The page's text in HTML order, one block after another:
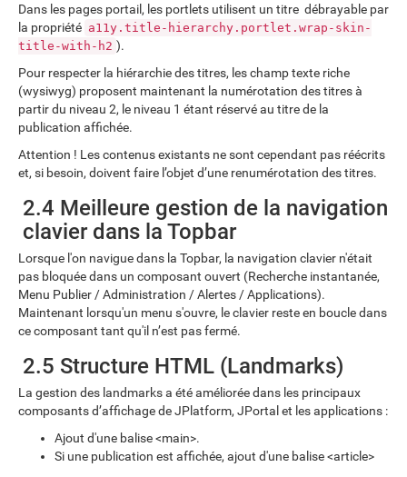
Dans les pages portail, les portlets utilisent un titre débrayable par
la propriété a11y.title-hierarchy.portlet.wrap-skin-
title-with-h2 ).
Pour respecter la hiérarchie des titres, les champ texte riche
(wysiwyg) proposent maintenant la numérotation des titres à
partir du niveau 2, le niveau 1 étant réservé au titre de la
publication affichée.
Attention ! Les contenus existants ne sont cependant pas réécrits
et, si besoin, doivent faire l’objet d’une renumérotation des titres.
2.4 Meilleure gestion de la navigation
clavier dans la Topbar
Lorsque l'on navigue dans la Topbar, la navigation clavier n'était
pas bloquée dans un composant ouvert (Recherche instantanée,
Menu Publier / Administration / Alertes / Applications).
Maintenant lorsqu'un menu s'ouvre, le clavier reste en boucle dans
ce composant tant qu'il n’est pas fermé.
2.5 Structure HTML (Landmarks)
La gestion des landmarks a été améliorée dans les principaux
composants d’affichage de JPlatform, JPortal et les applications :
Ajout d'une balise <main>.
Si une publication est affichée, ajout d'une balise <article>